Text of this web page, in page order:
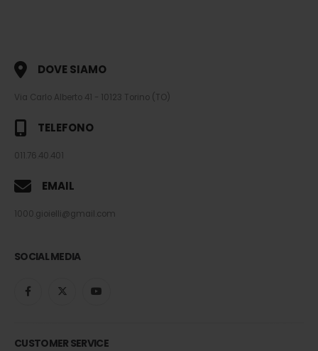
DOVE SIAMO
Via Carlo Alberto 41 - 10123 Torino (TO)
TELEFONO
011.76.40.401
EMAIL
1000.gioielli@gmail.com
SOCIAL MEDIA
CUSTOMER SERVICE